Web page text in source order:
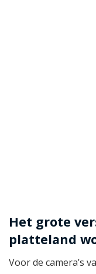
Het grote
platteland
Voor de camera’s